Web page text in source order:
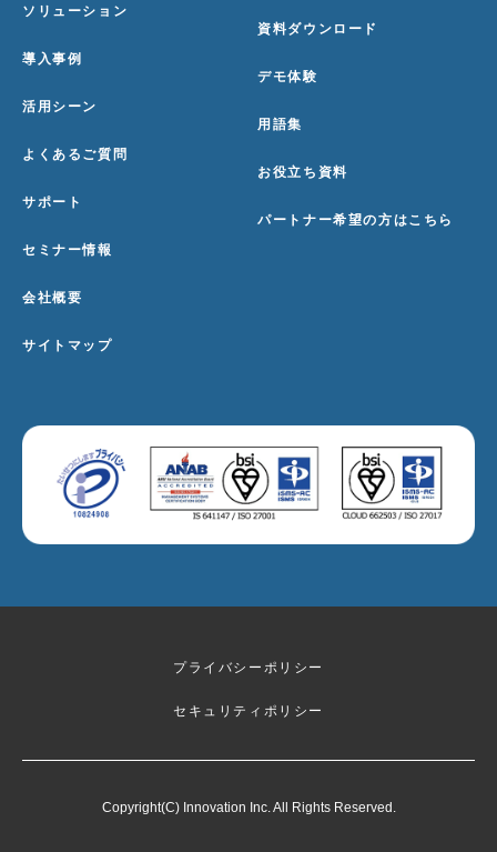
ソリューション
導入事例
活用シーン
よくあるご質問
サポート
セミナー情報
会社概要
サイトマップ
資料ダウンロード
デモ体験
用語集
お役立ち資料
パートナー希望の方はこちら
プライバシーポリシー
セキュリティポリシー
Copyright(C) Innovation Inc. All Rights Reserved.